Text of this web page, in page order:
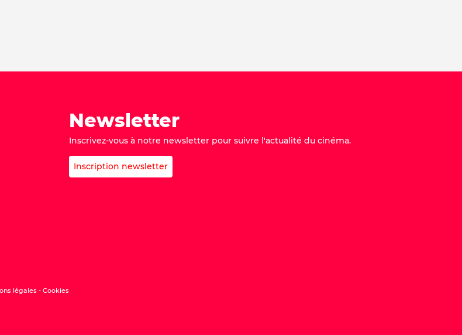
Newsletter
Inscrivez-vous à notre newsletter pour suivre l'actualité du cinéma.
Inscription newsletter
légales Cookies